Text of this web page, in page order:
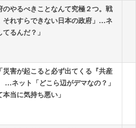
のやるべきことなんて究極２つ。戦
それすらできない日本の政府」…ネ
るんだ？」
災害が起こると必ず出てくる『共産
…ネット「どこら辺がデマなの？」
当に気持ち悪い」